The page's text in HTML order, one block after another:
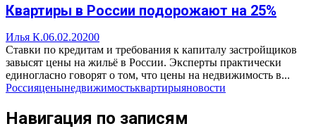
Квартиры в России подорожают на 25%
Илья К.06.02.20200
Ставки по кредитам и требования к капиталу застройщиков
завысят цены на жильё в России. Эксперты практически
единогласно говорят о том, что цены на недвижимость в...
Россияценынедвижимостьквартирыяновости
Навигация по записям